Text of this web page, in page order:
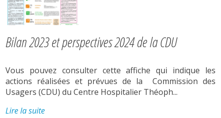
Bilan 2023 et perspectives 2024 de la CDU
Vous pouvez consulter cette affiche qui indique les
actions réalisées et prévues de la Commission des
Usagers (CDU) du Centre Hospitalier Théoph...
Lire la suite